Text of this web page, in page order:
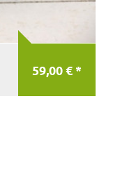
59,00 € *